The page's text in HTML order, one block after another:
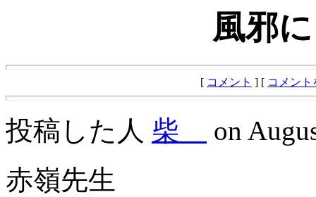
風邪
[ コメント ] [ コメン
投稿した人 柴
on
赤嶺先生